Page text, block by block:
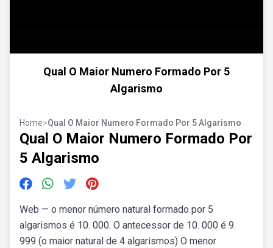
Qual O Maior Numero Formado Por 5
Algarismo
Home>Qual O Maior Numero Formado Por 5 Algarismo
Qual O Maior Numero Formado Por
5 Algarismo
Web — o menor número natural formado por 5
algarismos é 10. 000. O antecessor de 10. 000 é 9.
999 (o maior natural de 4 algarismos) O menor